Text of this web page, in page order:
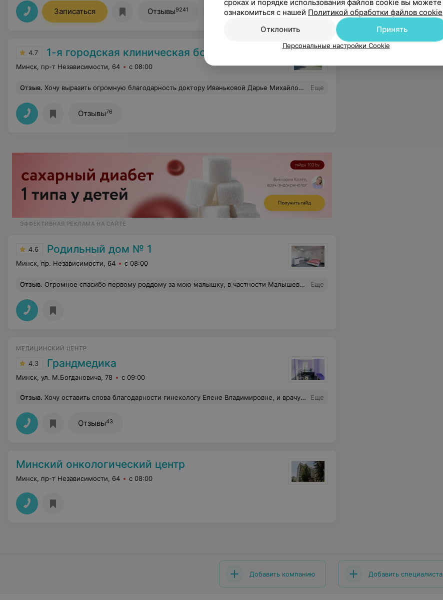
Записаться Отзывы9241 Все адреса
4.7 1-я городская клиническая больница
Минск, пр-т Независимости, 64 с 08:00
Отзыв. Хочу выразить огромную благодарность доктору Иваньковой Дарье Михайловне. Хочется отметить её профессионализм и чуткость , доброе и заботливое отношение к пациентам. Спасибо большое за такое отношение к каждому пациенту, за Вашу чуткость и индивидуальный подход к каждому. Хочется, чтобы все медработники были такими, как Вы! Еще
Отзывы76
ЭФФЕКТИВНАЯ РЕКЛАМА НА САЙТЕ
4.6 Родильный дом № 1
Минск, пр. Независимости, 64 с 08:00
Отзыв. Огромное спасибо первому роддому за мою малышку, в частности Малышевой Т.С., без нее мы бы не справились) Спасибо Дворник Е.В., Вы профессионал в своём деле, человек, к которому хочется возвращаться) Спасибо всем остальным врачам и медсестрам, которые наблюдали нас после родов) Я рада,что попала именно в этот роддом, и за сыночком в будущем теперь только сюда) Еще
МЕДИЦИНСКИЙ ЦЕНТР
4.3 Грандмедика
Минск, ул. М.Богдановича, 78 с 09:00
Отзыв. Хочу оставить слова благодарности гинекологу Елене Владимировне, и врачу узи( имя не посмотрела). Спасибо за профессионализм, терпеливое и внимательное отношение. Еще
Отзывы43
Минский онкологический центр
Минск, пр-т Независимости, 64 с 08:00
Добавить компанию Добавить специалиста
сроках и порядке использования файлов cookie вы можете
ознакомиться с нашей Политикой обработки файлов cookie
Отклонить
Принять
Персональные настройки Cookie